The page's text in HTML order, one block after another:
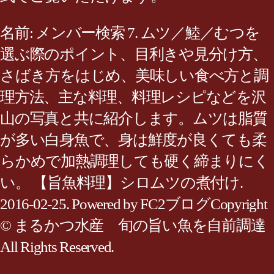
名前: メンバー検索 7. ムツ／鯥／むつを
選ぶ際のポイント、目利きや見分け方、
さばき方をはじめ、美味しい食べ方と調
理方法、主な料理、料理レシピなどを沢
山の写真と共に紹介します。ムツは脂質
が多い白身魚で、身は鮮度が良くても柔
らかめで加熱調理しても硬く締まりにく
い。 【旨魚料理】シロムツの煮付け.
2016-02-25. Powered by FC2ブログCopyright
© まるかつ水産 旬の旨い魚を自前調達
All Rights Reserved.